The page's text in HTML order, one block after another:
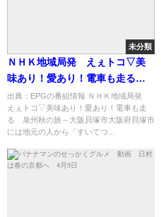
未分類
ＮＨＫ地域局発 えぇトコ▽美
味あり！愛あり！電車も走る
泉州秋の旅～大阪貝塚市[字]…の
番組内容解析まとめ
出典：EPGの番組情報 ＮＨＫ地域局発
えぇトコ▽美味あり！愛あり！電車も走
る 泉州秋の旅～大阪貝塚市大阪府貝塚市
には地元の人から「すいてつ...